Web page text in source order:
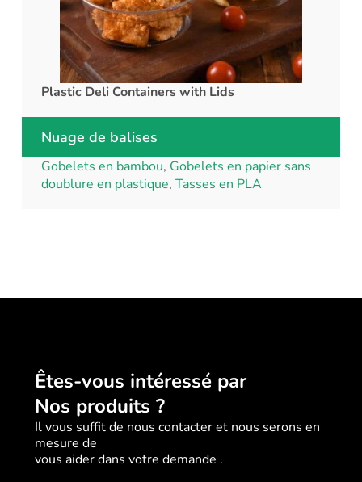
Plastic Deli Containers with Lids
Nuage de balises
Gobelets en bambou, Gobelets en papier sans
doublure en plastique, Tasses en PLA
Êtes-vous intéressé par
Nos produits ?
Il vous suffit de nous contacter et nous serons en
mesure de
vous aider dans votre demande .